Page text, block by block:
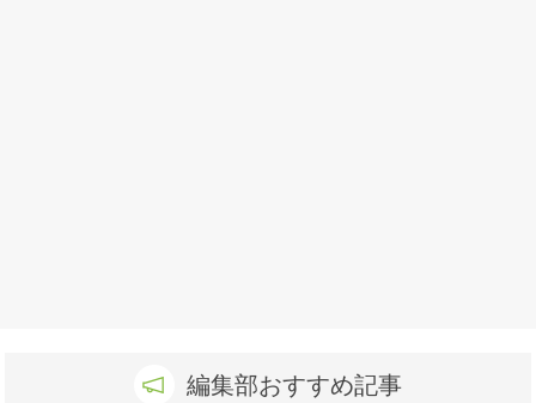
編集部おすすめ記事